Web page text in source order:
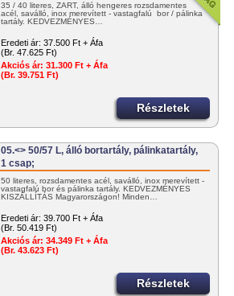
35 / 40 literes, ZÁRT, álló hengeres rozsdamentes
acél, saválló, inox merevített - vastagfalú bor / pálinka
tartály. KEDVEZMÉNYES…
Eredeti ár: 37.500 Ft + Áfa
(Br. 47.625 Ft)
Akciós ár: 31.300 Ft + Áfa
(Br. 39.751 Ft)
Részletek
05.<> 50/57 L, álló bortartály, pálinkatartály,
1 csap;
50 literes, rozsdamentes acél, saválló, inox merevített -
vastagfalú bor és pálinka tartály. KEDVEZMÉNYES
KISZÁLLÍTÁS Magyarországon! Minden…
Eredeti ár: 39.700 Ft + Áfa
(Br. 50.419 Ft)
Akciós ár: 34.349 Ft + Áfa
(Br. 43.623 Ft)
Részletek